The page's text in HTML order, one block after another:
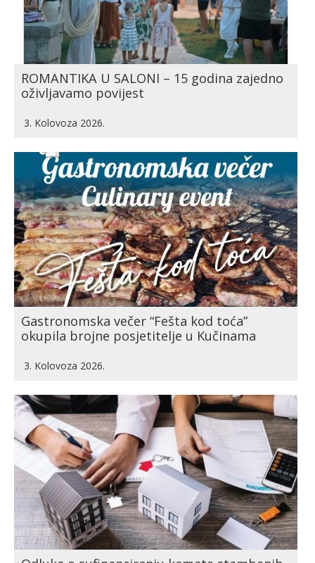
ROMANTIKA U SALONI – 15 godina zajedno
oživljavamo povijest
3. Kolovoza 2026.
Gastronomska večer “Fešta kod toća”
okupila brojne posjetitelje u Kučinama
3. Kolovoza 2026.